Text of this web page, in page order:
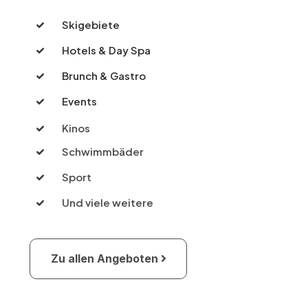
Skigebiete
Hotels & Day Spa
Brunch & Gastro
Events
Kinos
Schwimmbäder
Sport
Und viele weitere
Zu allen Angeboten